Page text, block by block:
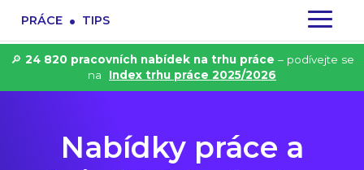
PRÁCE . TIPS
🔎 24 820 pracovních nabídek na trhu práce – podívejte se
na
Index trhu práce 2025/2026
Nabídky práce a